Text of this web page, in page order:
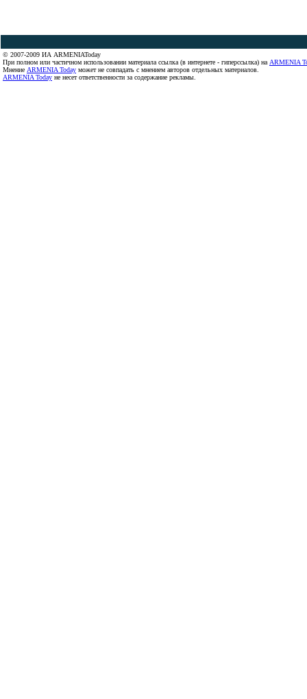
© 2007-2009 ИА ARMENIAToday
При полном или частичном использовании материала ссылка (в интернете - гиперссылка) на ARMENIA
Мнение ARMENIA Today может не совпадать с мнением авторов отдельных материалов.
ARMENIA Today не несет ответственности за содержание рекламы.